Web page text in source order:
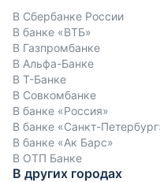
В Сбербанке России
В банке «ВТБ»
В Газпромбанке
В Альфа-Банке
В Т-Банке
В Совкомбанке
В банке «Россия»
В банке «Санкт-
В банке «Ак Барс»
В ОТП Банке
В других городах